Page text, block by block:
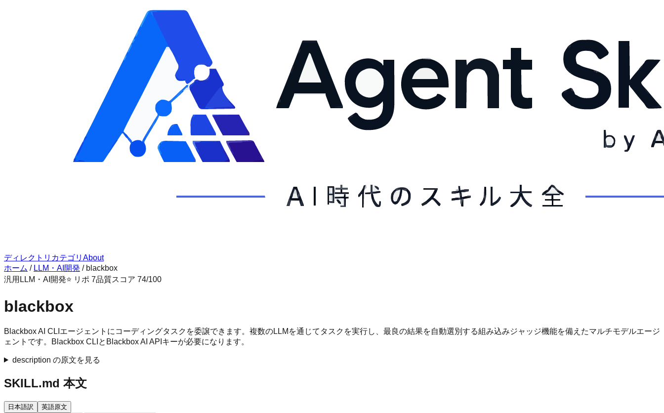
ディレクトリ カテゴリ About
ホーム / LLM・AI開発 / blackbox
汎用 LLM・AI開発⭐ リポ 7品質スコア 74/100
blackbox
Blackbox AI CLIエージェントにコーディングタスクを委譲できます。複数のLLMを通じてタスクを実行し、最良の結果を自動選別する組み込みジャッジ機能を備えたマルチモデルエージ
ェントです。Blackbox CLIとBlackbox AI APIキーが必要になります。
description の原文を見る
SKILL.md 本文
日本語訳
英語原文